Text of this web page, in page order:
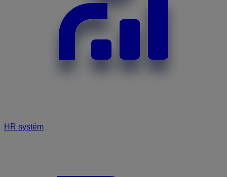
HR systém